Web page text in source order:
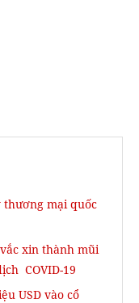
thương mại quốc
xin thành mũi
COVID-19
USD vào cổ